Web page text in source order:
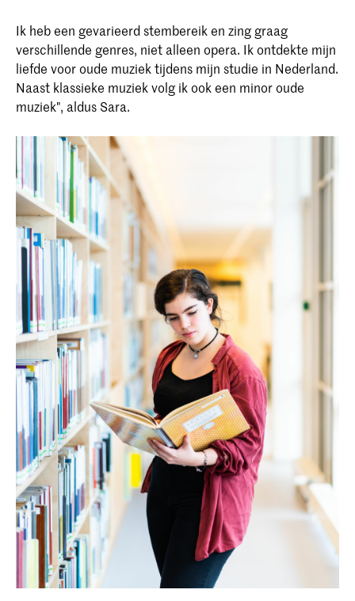
Ik heb een gevarieerd stembereik en zing graag
verschillende genres, niet alleen opera. Ik ontdekte mijn
liefde voor oude muziek tijdens mijn studie in Nederland.
Naast klassieke muziek volg ik ook een minor oude
muziek", aldus Sara.